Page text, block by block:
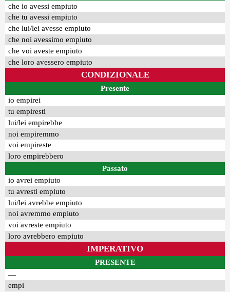
che io avessi empiuto
che tu avessi empiuto
che lui/lei avesse empiuto
che noi avessimo empiuto
che voi aveste empiuto
che loro avessero empiuto
CONDIZIONALE
Presente
io empirei
tu empiresti
lui/lei empirebbe
noi empiremmo
voi empireste
loro empirebbero
Passato
io avrei empiuto
tu avresti empiuto
lui/lei avrebbe empiuto
noi avremmo empiuto
voi avreste empiuto
loro avrebbero empiuto
IMPERATIVO
PRESENTE
—
empi